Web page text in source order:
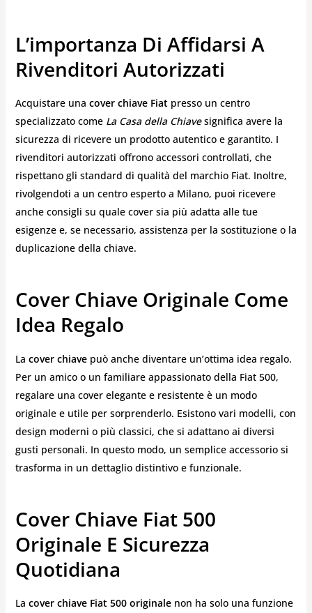
L’importanza Di Affidarsi A
Rivenditori Autorizzati
Acquistare una cover chiave Fiatpresso un centro
specializzato come La Casa della Chiavesignifica avere la
sicurezza di ricevere un prodotto autentico e garantito. I
rivenditori autorizzati offrono accessori controllati, che
rispettano gli standard di qualità del marchio Fiat. Inoltre,
rivolgendoti a un centro esperto a Milano, puoi ricevere
anche consigli su quale cover sia più adatta alle tue
esigenze e, se necessario, assistenza per la sostituzione o la
duplicazione della chiave.
Cover Chiave Originale Come
Idea Regalo
La cover chiave può anche diventare un’ottima idea regalo.
Per un amico o un familiare appassionato della Fiat 500,
regalare una cover elegante e resistente è un modo
originale e utile per sorprenderlo. Esistono vari modelli, con
design moderni o più classici, che si adattano ai diversi
gusti personali. In questo modo, un semplice accessorio si
trasforma in un dettaglio distintivo e funzionale.
Cover Chiave Fiat 500
Originale E Sicurezza
Quotidiana
La cover chiave Fiat 500 originalenon ha solo una funzione